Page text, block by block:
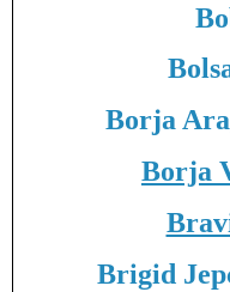
Borja
Borja
Brigid